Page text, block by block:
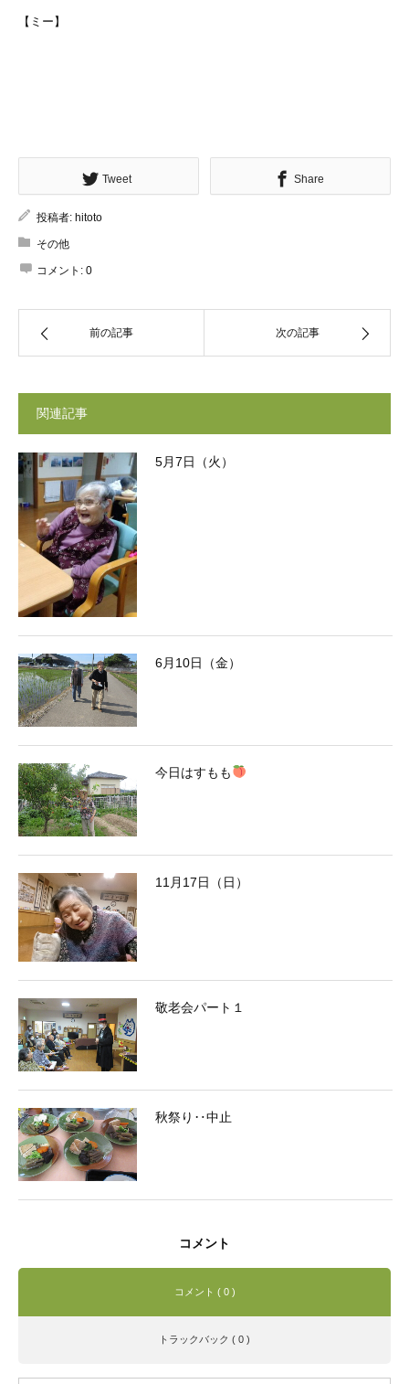
【ミー】
Tweet Share
投稿者: hitoto
その他
コメント: 0
前の記事 次の記事
関連記事
5月7日（火）
6月10日（金）
今日はすもも
11月17日（日）
敬老会パート１
秋祭り‥中止
コメント
コメント ( 0 )
トラックバック ( 0 )